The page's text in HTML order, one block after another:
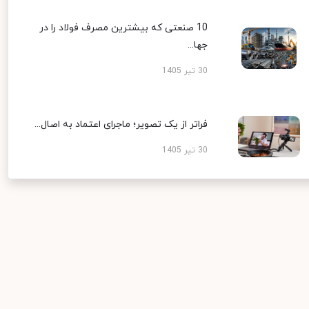
10 صنعتی که بیشترین مصرف فولاد را در
جها...
30 تیر 1405
فراتر از یک تصویر؛ ماجرای اعتماد به اصال...
30 تیر 1405